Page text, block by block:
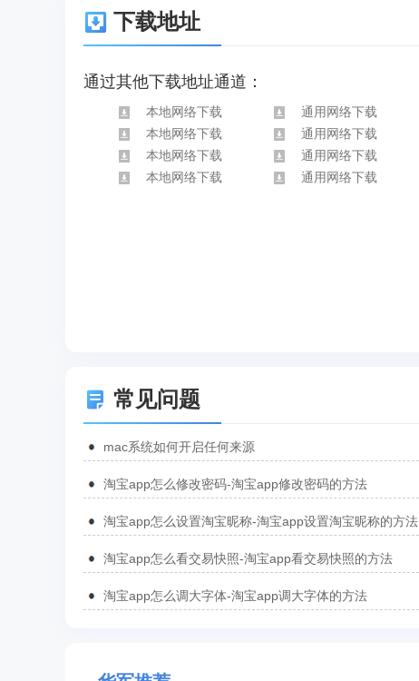
下载地址
通过其他下载地址通道：
本地网络下载
通用网络下载
本地网络下载
通用网络下载
本地网络下载
通用网络下载
本地网络下载
通用网络下载
常见问题
mac系统如何开启任何来源
淘宝app怎么修改密码-淘宝app修改密码的方法
淘宝app怎么设置淘宝昵称-淘宝app设置淘宝昵称的方法
淘宝app怎么看交易快照-淘宝app看交易快照的方法
淘宝app怎么调大字体-淘宝app调大字体的方法